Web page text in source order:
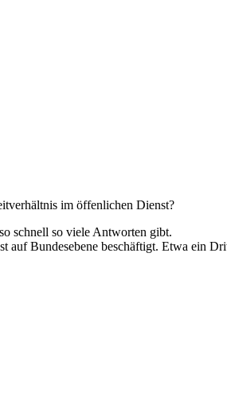
im öffenlichen Dienst?
schnell so viele Antworten gibt.
Bundesebene beschäftigt. Etwa ein